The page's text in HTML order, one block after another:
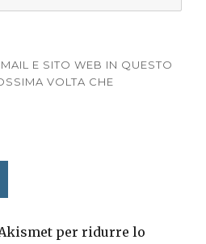
E SITO WEB IN QUESTO
VOLTA CHE
per ridurre lo